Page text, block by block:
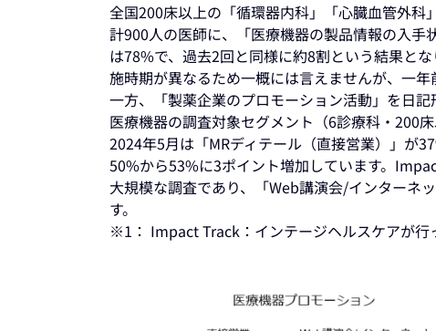
全国200床以上の「循環器内科」「心臓血管外
計900人の医師に、「医療機器の製品情報の入
は78%で、過去2回と同様に約8割という結果と
施時期が異なるため一概には言えませんが、一
一方、「製薬企業のプロモーション活動」を日
医療機器の調査対象セグメント（6診療科・200
2024年5月は「MRディテール（直接営業）」が
50%から53%に3ポイント増加しています。
大規模な調査であり、「Web講演会/インターネ
す。
※1： Impact Track：インテージヘルスケアが行